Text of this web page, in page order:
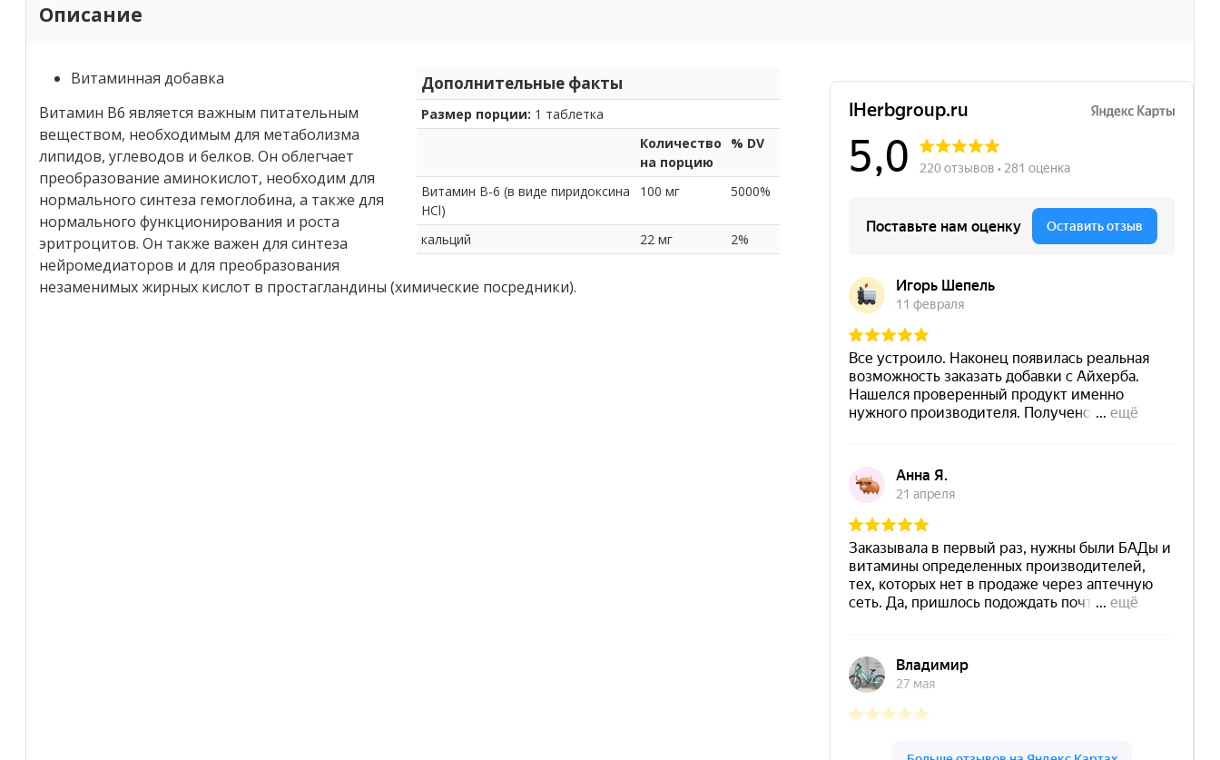
Описание
Дополнительные факты
Размер порции: 1 таблетка
Количество
на порцию
% DV
Витамин В-6 (в виде пиридоксина
HCl)
100 мг 5000%
кальций 22 мг 2%
Витаминная добавка
Витамин B6 является важным питательным
веществом, необходимым для метаболизма
липидов, углеводов и белков. Он облегчает
преобразование аминокислот, необходим для
нормального синтеза гемоглобина, а также для
нормального функционирования и роста
эритроцитов. Он также важен для синтеза
нейромедиаторов и для преобразования
незаменимых жирных кислот в простагландины (химические посредники).